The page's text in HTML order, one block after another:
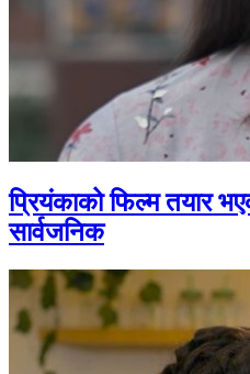
प्रियंकाको फिल्म तयार
सार्वजनिक